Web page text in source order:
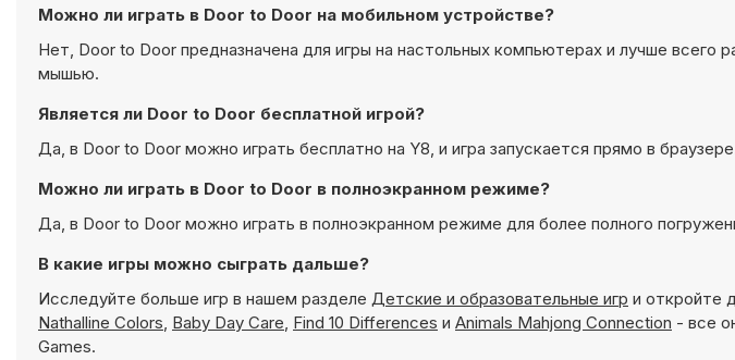
Можно ли играть в Door to Door на мобильном устройстве?
Нет, Door to Door предназначена для игры на настольных компьютерах и лучше всего
мышью.
Является ли Door to Door бесплатной игрой?
Да, в Door to Door можно играть бесплатно на Y8, и игра запускается прямо в
Можно ли играть в Door to Door в полноэкранном режиме?
Да, в Door to Door можно играть в полноэкранном режиме для более полного
В какие игры можно сыграть дальше?
Исследуйте больше игр в нашем разделе Детские и образовательные игр и откройте
Nathalline Colors, Baby Day Care, Find 10 Differences и Animals Mahjong Connection - все
Games.